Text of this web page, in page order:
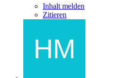
Inhalt melden
Zitieren